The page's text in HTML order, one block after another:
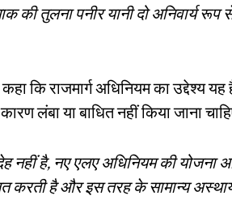
की तुलना पनीर यानी दो अनिवार्य
कि राजमार्ग अधिनियम का उद्देश्य
लंबा या बाधित नहीं किया जाना
नहीं है, नए एलए अधिनियम की योजना
करती है और इस तरह के सामान्य